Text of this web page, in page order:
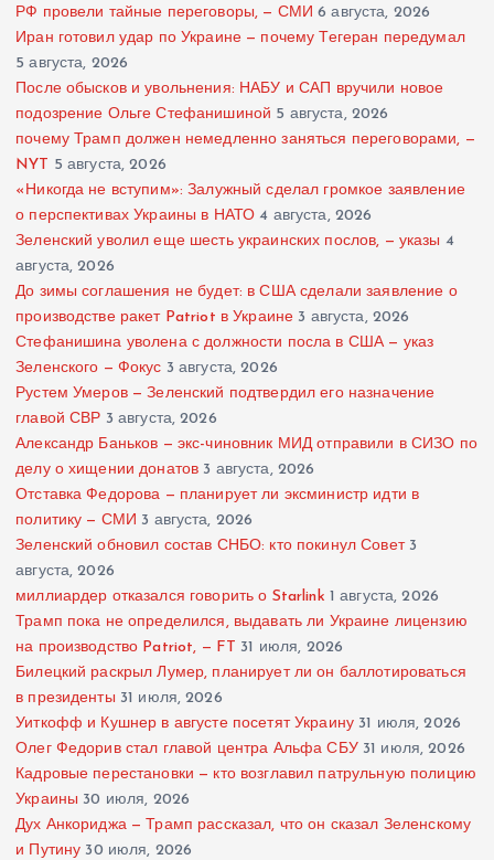
РФ провели тайные переговоры, — СМИ 6 августа, 2026
Иран готовил удар по Украине — почему Тегеран передумал
5 августа, 2026
После обысков и увольнения: НАБУ и САП вручили новое
подозрение Ольге Стефанишиной 5 августа, 2026
почему Трамп должен немедленно заняться переговорами, —
NYT 5 августа, 2026
«Никогда не вступим»: Залужный сделал громкое заявление
о перспективах Украины в НАТО 4 августа, 2026
Зеленский уволил еще шесть украинских послов, — указы 4
августа, 2026
До зимы соглашения не будет: в США сделали заявление о
производстве ракет Patriot в Украине 3 августа, 2026
Стефанишина уволена с должности посла в США — указ
Зеленского — Фокус 3 августа, 2026
Рустем Умеров — Зеленский подтвердил его назначение
главой СВР 3 августа, 2026
Александр Баньков — экс-чиновник МИД отправили в СИЗО по
делу о хищении донатов 3 августа, 2026
Отставка Федорова — планирует ли эксминистр идти в
политику — СМИ 3 августа, 2026
Зеленский обновил состав СНБО: кто покинул Совет 3
августа, 2026
миллиардер отказался говорить о Starlink 1 августа, 2026
Трамп пока не определился, выдавать ли Украине лицензию
на производство Patriot, — FT 31 июля, 2026
Билецкий раскрыл Лумер, планирует ли он баллотироваться
в президенты 31 июля, 2026
Уиткофф и Кушнер в августе посетят Украину 31 июля, 2026
Олег Федорив стал главой центра Альфа СБУ 31 июля, 2026
Кадровые перестановки — кто возглавил патрульную полицию
Украины 30 июля, 2026
Дух Анкориджа — Трамп рассказал, что он сказал Зеленскому
и Путину 30 июля, 2026